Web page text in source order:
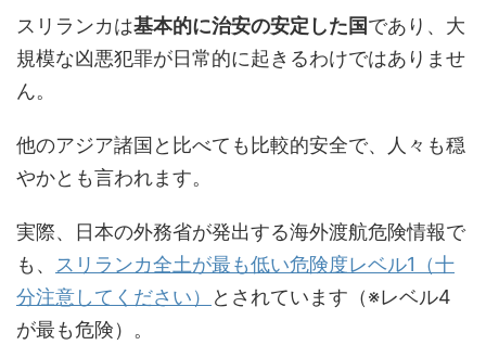
スリランカは基本的に治安の安定した国であり、大
規模な凶悪犯罪が日常的に起きるわけではありませ
ん。
他のアジア諸国と比べても比較的安全で、人々も穏
やかとも言われます。
実際、日本の外務省が発出する海外渡航危険情報で
も、
スリランカ全土が最も低い危険度レベル1（十
分注意してください）
とされています（※レベル4
が最も危険）。